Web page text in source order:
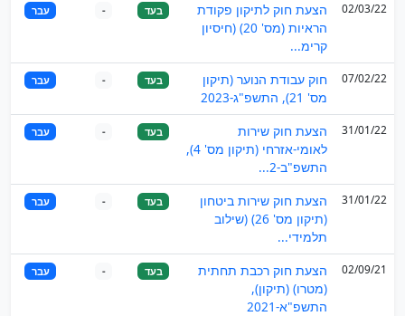
02/03/22
הצעת חוק לתיקון פקודת
הראיות (מס' 20) (חיסיון
קרימ...
בעד - עבר
07/02/22
חוק עבודת הנוער (תיקון
מס' 21), התשפ"ג-2023
בעד - עבר
31/01/22
הצעת חוק שירות
לאומי-אזרחי (תיקון מס' 4),
התשפ"ב-2...
בעד - עבר
31/01/22
הצעת חוק שירות ביטחון
(תיקון מס' 26) (שילוב
תלמידי...
בעד - עבר
02/09/21
הצעת חוק רכבת תחתית
(מטרו) (תיקון),
התשפ"א-2021
בעד - עבר